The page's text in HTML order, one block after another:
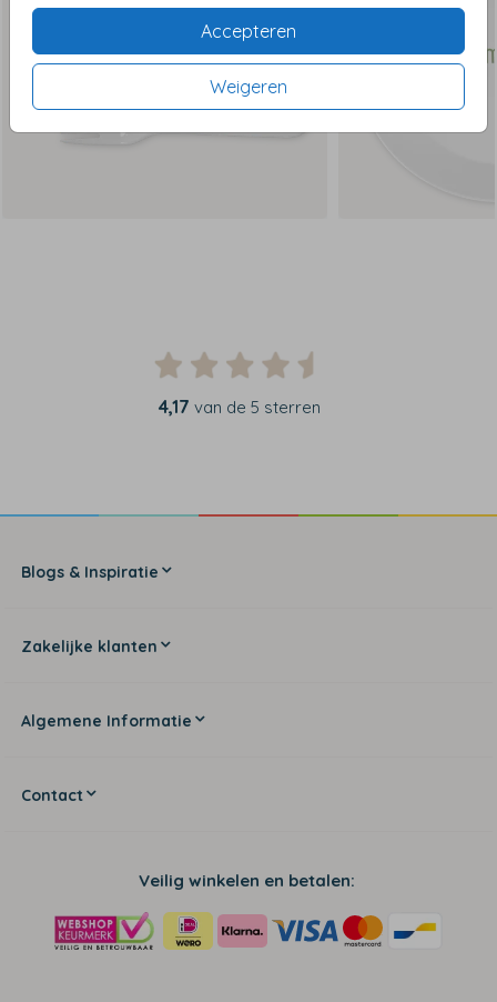
Accepteren
Weigeren
4,17 van de 5 sterren
Blogs & Inspiratie
Zakelijke klanten
Algemene Informatie
Contact
Veilig winkelen en betalen: